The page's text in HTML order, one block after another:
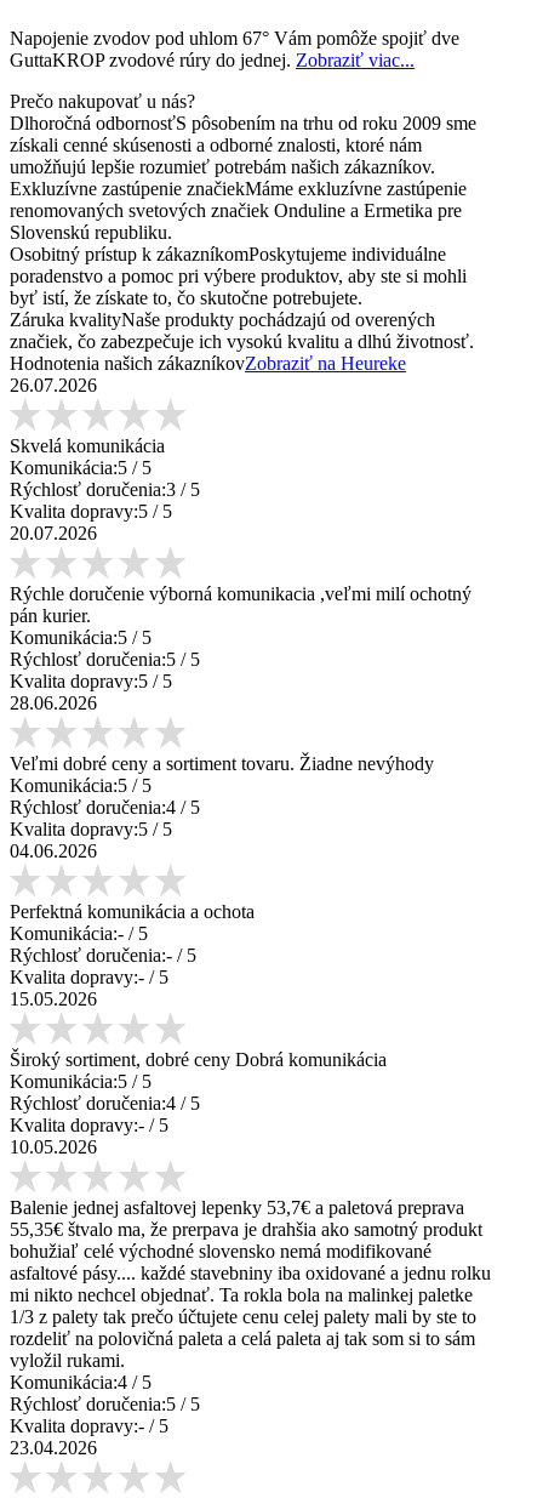
Napojenie zvodov pod uhlom 67° Vám pomôže spojiť dve
GuttaKROP zvodové rúry do jednej. Zobraziť viac...
Prečo nakupovať u nás?
Dlhoročná odbornosťS pôsobením na trhu od roku 2009 sme
získali cenné skúsenosti a odborné znalosti, ktoré nám
umožňujú lepšie rozumieť potrebám našich zákazníkov.
Exkluzívne zastúpenie značiekMáme exkluzívne zastúpenie
renomovaných svetových značiek Onduline a Ermetika pre
Slovenskú republiku.
Osobitný prístup k zákazníkomPoskytujeme individuálne
poradenstvo a pomoc pri výbere produktov, aby ste si mohli
byť istí, že získate to, čo skutočne potrebujete.
Záruka kvalityNaše produkty pochádzajú od overených
značiek, čo zabezpečuje ich vysokú kvalitu a dlhú životnosť.
Hodnotenia našich zákazníkovZobraziť na Heureke
26.07.2026
Skvelá komunikácia
Komunikácia:5 / 5
Rýchlosť doručenia:3 / 5
Kvalita dopravy:5 / 5
20.07.2026
Rýchle doručenie výborná komunikacia ,veľmi milí ochotný
pán kurier.
Komunikácia:5 / 5
Rýchlosť doručenia:5 / 5
Kvalita dopravy:5 / 5
28.06.2026
Veľmi dobré ceny a sortiment tovaru. Žiadne nevýhody
Komunikácia:5 / 5
Rýchlosť doručenia:4 / 5
Kvalita dopravy:5 / 5
04.06.2026
Perfektná komunikácia a ochota
Komunikácia:- / 5
Rýchlosť doručenia:- / 5
Kvalita dopravy:- / 5
15.05.2026
Široký sortiment, dobré ceny Dobrá komunikácia
Komunikácia:5 / 5
Rýchlosť doručenia:4 / 5
Kvalita dopravy:- / 5
10.05.2026
Balenie jednej asfaltovej lepenky 53,7€ a paletová preprava
55,35€ štvalo ma, že prerpava je drahšia ako samotný produkt
bohužiaľ celé východné slovensko nemá modifikované
asfaltové pásy.... každé stavebniny iba oxidované a jednu rolku
mi nikto nechcel objednať. Ta rokla bola na malinkej paletke
1/3 z palety tak prečo účtujete cenu celej palety mali by ste to
rozdeliť na polovičná paleta a celá paleta aj tak som si to sám
vyložil rukami.
Komunikácia:4 / 5
Rýchlosť doručenia:5 / 5
Kvalita dopravy:- / 5
23.04.2026